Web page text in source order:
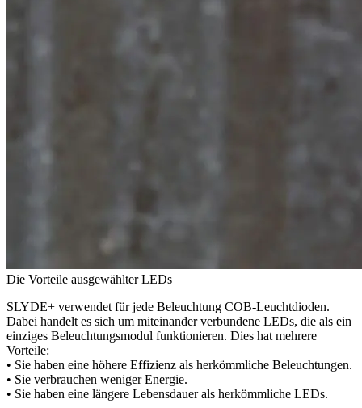
Die Vorteile ausgewählter LEDs
SLYDE+ verwendet für jede Beleuchtung COB-Leuchtdioden.
Dabei handelt es sich um miteinander verbundene LEDs, die als ein
einziges Beleuchtungsmodul funktionieren. Dies hat mehrere
Vorteile:
• Sie haben eine höhere Effizienz als herkömmliche Beleuchtungen.
• Sie verbrauchen weniger Energie.
• Sie haben eine längere Lebensdauer als herkömmliche LEDs.